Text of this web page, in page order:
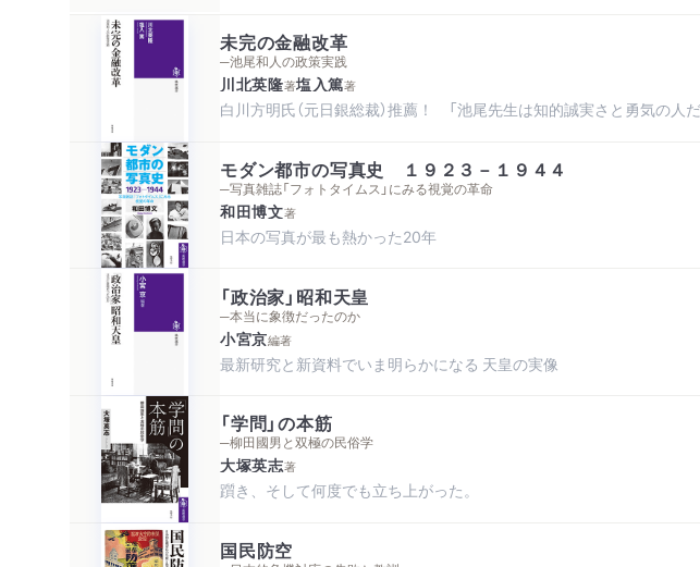
未完の金融改革
─池尾和人の政策実践
川北英隆著塩入篤著
白川方明氏（元日銀総裁）推薦！ 「池尾先生は知的誠実さと勇気の人だ
モダン都市の写真史 １９２３－１９４４
─写真雑誌「フォトタイムス」にみる視覚の革命
和田博文著
日本の写真が最も熱かった20年
「政治家」昭和天皇
─本当に象徴だったのか
小宮京編著
最新研究と新資料でいま明らかになる 天皇の実像
「学問」の本筋
─柳田國男と双極の民俗学
大塚英志著
躓き、そして何度でも立ち上がった。
国民防空